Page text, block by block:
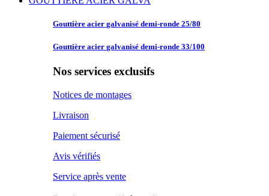
Gouttière acier galvanisé demi-ronde 25/80
Gouttière acier galvanisé demi-ronde 33/100
Nos services exclusifs
Notices de montages
Livraison
Paiement sécurisé
Avis vérifiés
Service après vente